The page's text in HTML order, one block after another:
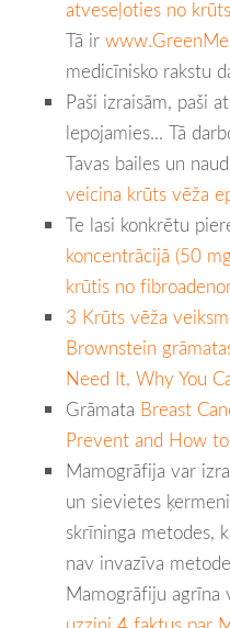
atveseļoties no
Tā ir
medicīnisko rakstu
Paši izraisām, paši
lepojamies... Tā
Tavas bailes un
veicina krūts vēža
Te lasi konkrētu
koncentrācijā (50
krūtis no
3 Krūts vēža
Brownstein
Need It, Why You
Grāmata Breast
Prevent and How
Mamogrāfija var
un sievietes
skrīninga metodes,
nav invazīva
Mamogrāfiju agrīna